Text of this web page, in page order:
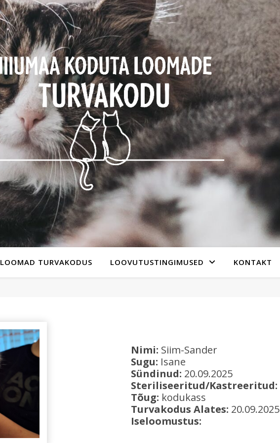
LOOMAD TURVAKODUS LOOVUTUSTINGIMUSED KONTAKT
Nimi: Siim-Sander
Sugu: Isane
Sündinud: 20.09.2025
Steriliseeritud/Kastreeritud:
Tõug: kodukass
Turvakodus Alates: 20.09.2025
Iseloomustus: